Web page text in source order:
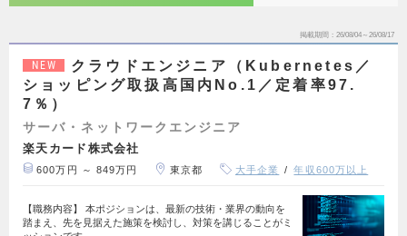
掲載期間 26/08/04～26/08/17
NEW
クラウドエンジニア（Kubernetes／
ショッピング取扱高国内No.1／定着率97.
7％）
サーバ・ネットワークエンジニア
楽天カード株式会社
600万円 ～ 849万円 東京都 大手企業 年収600万以上
【職務内容】 本ポジションは、最新の技術・業界の動向を
踏まえ、先を見据えた施策を検討し、対策を講じることがミ